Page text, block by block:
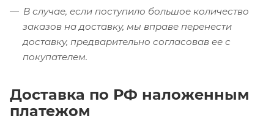
В случае, если поступило большое количество
заказов на доставку, мы вправе перенести
доставку, предварительно согласовав ее с
покупателем.
Доставка по РФ наложенным
платежом